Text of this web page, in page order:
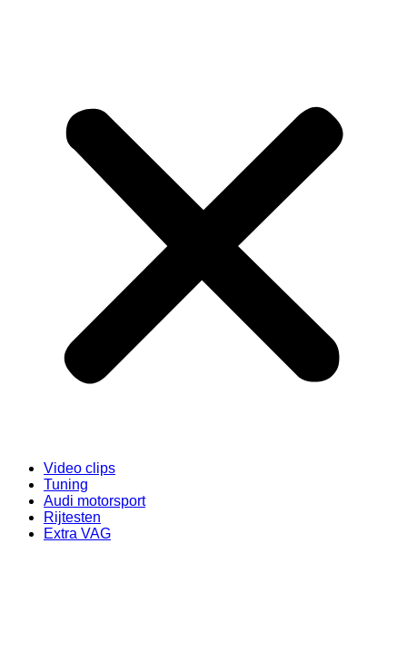
Video clips
Tuning
Audi motorsport
Rijtesten
Extra VAG